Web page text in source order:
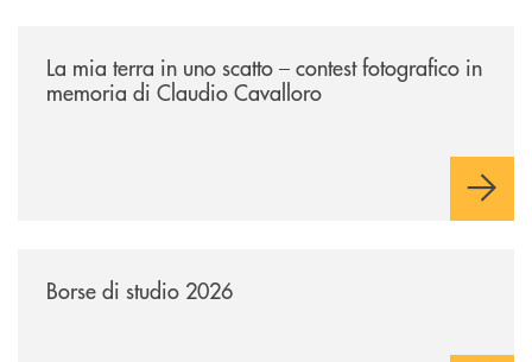
La mia terra in uno scatto – contest fotografico in
memoria di Claudio Cavalloro
Borse di studio 2026